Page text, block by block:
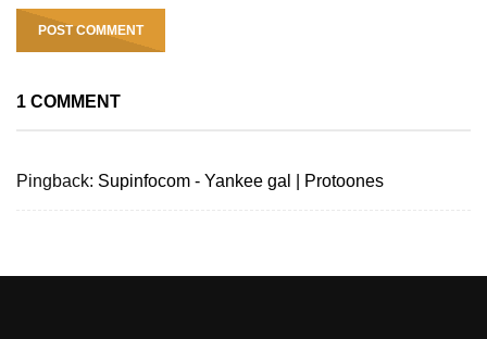
1 COMMENT
Pingback: Supinfocom - Yankee gal | Protoones